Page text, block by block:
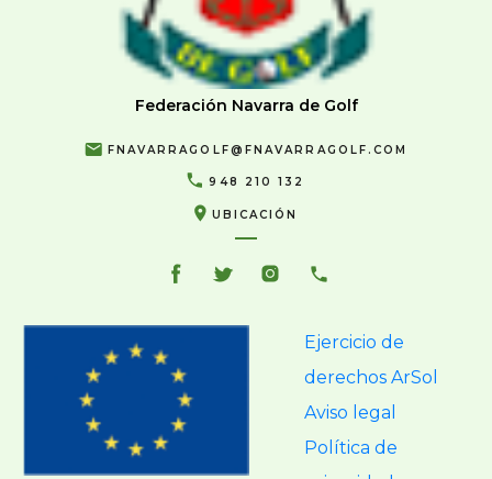
Federación Navarra de Golf
FNAVARRAGOLF@FNAVARRAGOLF.COM
948 210 132
UBICACIÓN
Ejercicio de
derechos ArSol
Aviso legal
Política de